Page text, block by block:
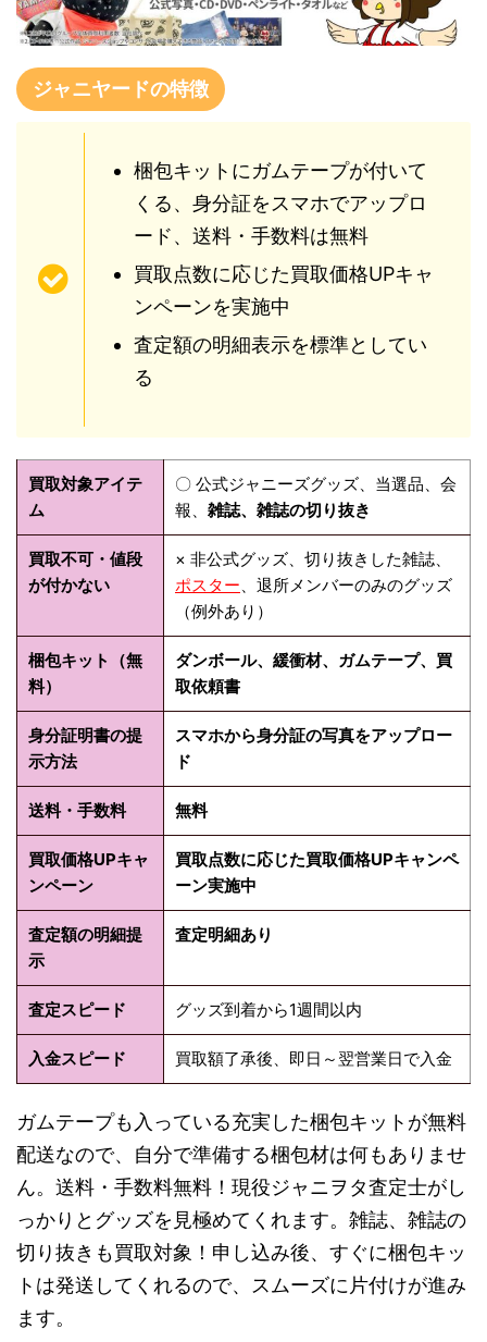
ジャニヤードの特徴
梱包キットにガムテープが付いて
くる、身分証をスマホでアップロ
ード、送料・手数料は無料
買取点数に応じた買取価格UPキャ
ンペーンを実施中
査定額の明細表示を標準としてい
る
買取対象アイテ
ム
〇 公式ジャニーズグッズ、当選品、会
報、 雑誌、雑誌の切り抜き
買取不可・値段
が付かない
× 非公式グッズ、切り抜きした雑誌、
ポスター、退所メンバーのみのグッズ
（例外あり）
梱包キット（無
料）
ダンボール、緩衝材、ガムテープ、買
取依頼書
身分証明書の提
示方法
スマホから身分証の写真をアップロー
ド
送料・手数料 無料
買取価格UPキャ
ンペーン
買取点数に応じた買取価格UPキャンペ
ーン実施中
査定額の明細提
示
査定明細あり
査定スピード グッズ到着から1週間以内
入金スピード 買取額了承後、即日～翌営業日で入金
ガムテープも入っている充実した梱包キットが無料
配送なので、 自分で準備する梱包材は何もありませ
ん。送料・手数料無料！現役ジャニヲタ査定士がし
っかりとグッズを見極めてくれます。 雑誌、雑誌の
切り抜きも買取対象！ 申し込み後、すぐに梱包キッ
トは発送してくれるので、スムーズに片付けが進み
ます。